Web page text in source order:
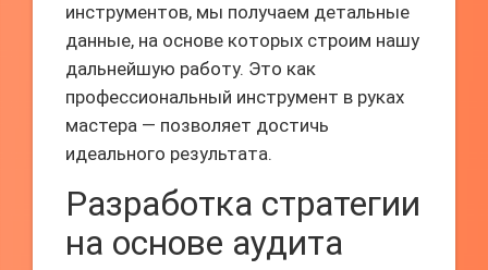
инструментов, мы получаем детальные
данные, на основе которых строим нашу
дальнейшую работу. Это как
профессиональный инструмент в руках
мастера — позволяет достичь
идеального результата.
Разработка стратегии
на основе аудита